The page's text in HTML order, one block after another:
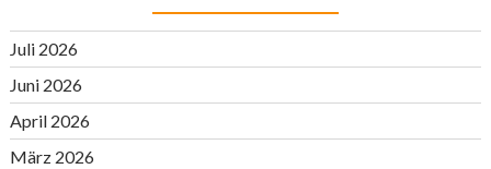
Juli 2026
Juni 2026
April 2026
März 2026